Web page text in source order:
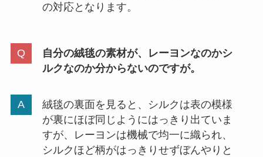
の対応となります。
自分の絨毯の素材が、レーヨンなのかシ
ルクなのか分からないのですが。
絨毯の裏面を見ると、シルクは表の模様
が裏にほぼ同じようにはっきり出ていま
すが、レーヨンは機械で均一に織られ、
シルクほど柄がはっきりせずぼんやりと